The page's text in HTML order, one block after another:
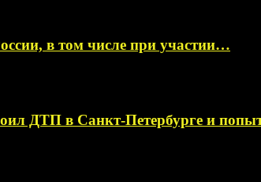
в том числе при участии…
ДТП в Санкт-Петербурге и